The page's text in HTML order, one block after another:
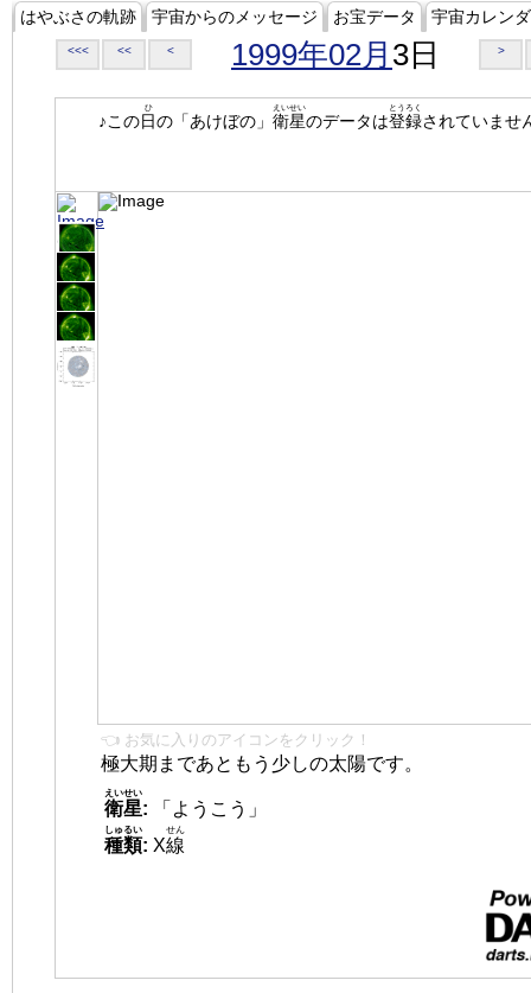
はやぶさの軌跡 宇宙からのメッセージ お宝データ 宇宙カレン
<<< << < 1999年02月 3日 >
♪この日
ひ
の「あけぼの」 衛星
えいせい
のデータは登録
とうろく
されていませ
👈 お気に入りのアイコンをクリック！
極大期まであともう少しの太陽です。
衛星
えいせい
:
「ようこう」
種類
しゅるい
: X線
せん